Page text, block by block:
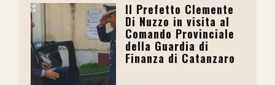
Il Prefetto Clemente
Di Nuzzo in visita al
Comando Provinciale
della Guardia di
Finanza di Catanzaro